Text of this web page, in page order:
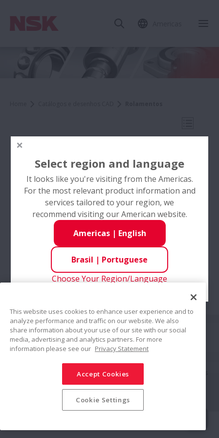
Abrir
Catálogos e desenhos CAD
Companhia
Automotivo
Rolamentos
Controle de Movimento Linear
Insights técnicos
Rolamentos
Literatura de Rolamentos
Rolamentos de Esferas
Rolamentos de Rolos
Siga-nos
Compartilhar
Política de Mídias Sociais Marcas Registradas
Select region and language
It looks like you're visiting from the Americas.
For the most relevant product information and
services tailored to your region, we
recommend visiting our American website.
Americas| English
Brasil | Portuguese
Choose Your Region/Language
This website uses cookies to enhance user experience and to
analyze performance and traffic on our website. We also
share information about your use of our site with our social
media, advertising and analytics partners. For more
information please see our Privacy Statement
Accept Cookies
Cookie Settings